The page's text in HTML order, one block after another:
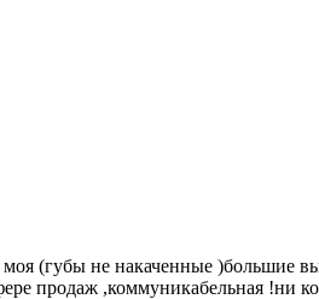
(губы не накаченные )большие
продаж ,коммуникабельная !ни